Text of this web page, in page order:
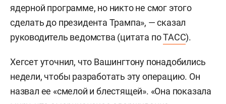
ядерной программе, но никто не смог этого
сделать до президента Трампа», — сказал
руководитель ведомства (цитата поТАСС).
Хегсет уточнил, что Вашингтону понадобились
недели, чтобы разработать эту операцию. Он
назвал ее «смелой и блестящей». «Она показала